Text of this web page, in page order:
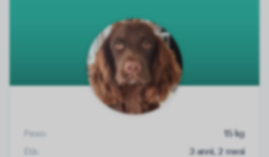
Peso:
15 kg
Età:
3 anni, 2 mesi